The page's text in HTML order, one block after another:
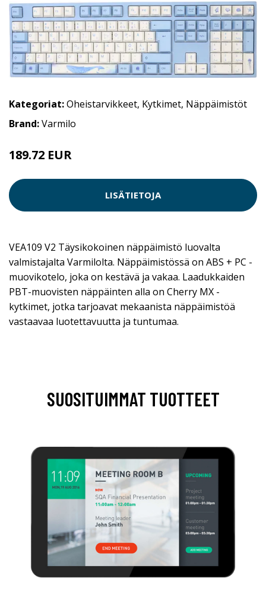
Kategoriat:Oheistarvikkeet, Kytkimet, Näppäimistöt
Brand:Varmilo
189.72 EUR
LISÄTIETOJA
VEA109 V2 Täysikokoinen näppäimistö luovalta
valmistajalta Varmilolta. Näppäimistössä on ABS + PC -
muovikotelo, joka on kestävä ja vakaa. Laadukkaiden
PBT-muovisten näppäinten alla on Cherry MX -
kytkimet, jotka tarjoavat mekaanista näppäimistöä
vastaavaa luotettavuutta ja tuntumaa.
SUOSITUIMMAT TUOTTEET